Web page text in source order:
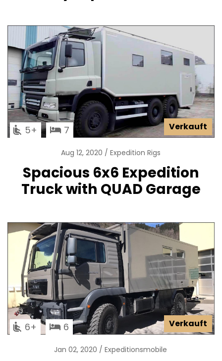
Verkauft
5 7
Aug 12, 2020 Expedition Rigs
Spacious 6x6 Expedition
Truck with QUAD Garage
Verkauft
6 6
Jan 02, 2020 Expeditionsmobile